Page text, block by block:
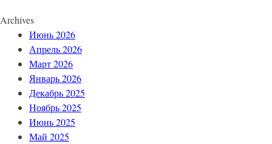
Archives
Июнь 2026
Апрель 2026
Март 2026
Январь 2026
Декабрь 2025
Ноябрь 2025
Июнь 2025
Май 2025